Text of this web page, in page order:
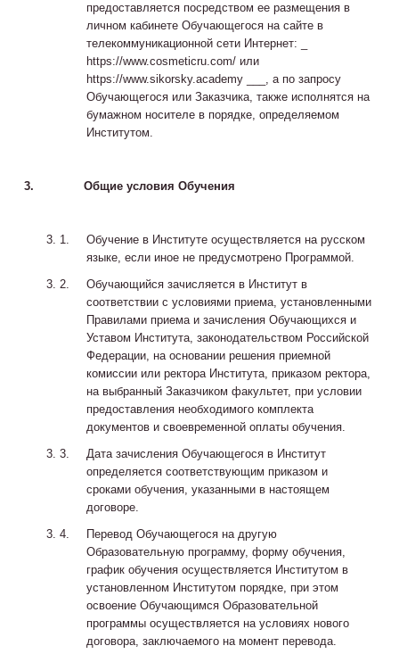
предоставляется посредством ее размещения в
личном кабинете Обучающегося на сайте в
телекоммуникационной сети Интернет: _
https://www.cosmeticru.com/ или
https://www.sikorsky.academy ___, а по запросу
Обучающегося или Заказчика, также исполнятся на
бумажном носителе в порядке, определяемом
Институтом.
3. Общие условия Обучения
Обучение в Институте осуществляется на русском
языке, если иное не предусмотрено Программой.
Обучающийся зачисляется в Институт в
соответствии с условиями приема, установленными
Правилами приема и зачисления Обучающихся и
Уставом Института, законодательством Российской
Федерации, на основании решения приемной
комиссии или ректора Института, приказом ректора,
на выбранный Заказчиком факультет, при условии
предоставления необходимого комплекта
документов и своевременной оплаты обучения.
Дата зачисления Обучающегося в Институт
определяется соответствующим приказом и
сроками обучения, указанными в настоящем
договоре.
Перевод Обучающегося на другую
Образовательную программу, форму обучения,
график обучения осуществляется Институтом в
установленном Институтом порядке, при этом
освоение Обучающимся Образовательной
программы осуществляется на условиях нового
договора, заключаемого на момент перевода.